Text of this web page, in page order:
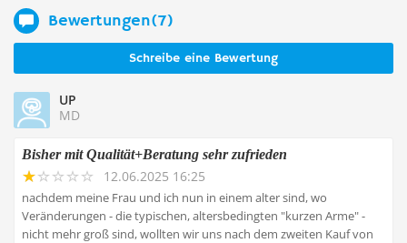
Bewertungen(7)
Schreibe eine Bewertung
UP
MD
Bisher mit Qualität+Beratung sehr zufrieden
12.06.2025 16:25
nachdem meine Frau und ich nun in einem alter sind, wo
Veränderungen - die typischen, altersbedingten "kurzen Arme" -
nicht mehr groß sind, wollten wir uns nach dem zweiten Kauf von